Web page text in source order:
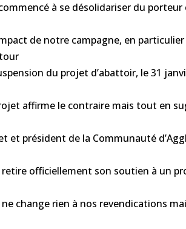
à se désolidariser du porteur
de notre campagne, en
du projet d’abattoir, le 31
affirme le contraire mais tout en
et président de la Communauté
officiellement son soutien à un
change rien à nos revendications